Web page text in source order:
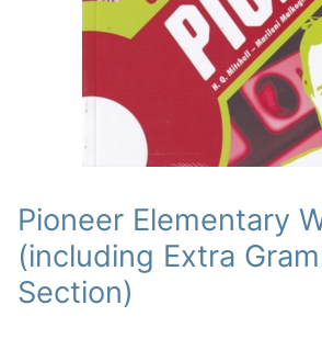
Nyelvtanfolyamok
Lakossági nyelvtanfolyamok
Egyéni nyelvi képzés
Szaknyelvi nyelvtanfolyamok
Nyelvvizsga előkészítő
Nyelvvizsgák
Kapcsolat
Blog
Tanárainknak
Pioneer Elementary
(including Extra
Section)